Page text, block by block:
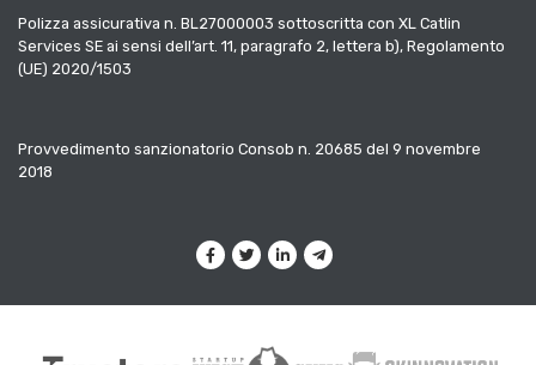
Polizza assicurativa n. BL27000003 sottoscritta con XL Catlin
Services SE ai sensi dell’art. 11, paragrafo 2, lettera b), Regolamento
(UE) 2020/1503
Provvedimento sanzionatorio Consob n. 20685 del 9 novembre
2018